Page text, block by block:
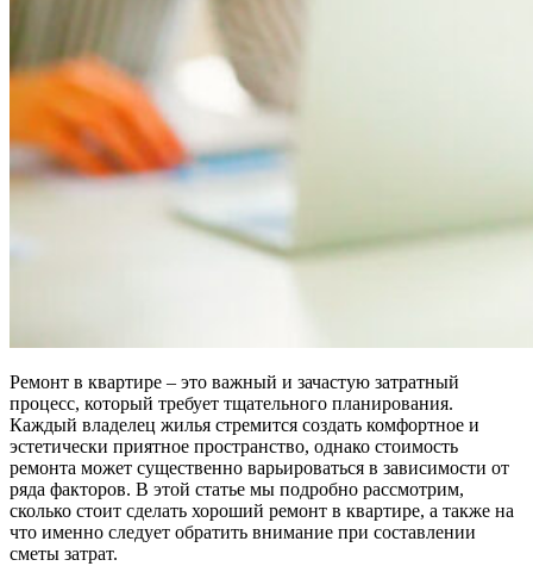
Ремонт в квартире – это важный и зачастую затратный
процесс, который требует тщательного планирования.
Каждый владелец жилья стремится создать комфортное и
эстетически приятное пространство, однако стоимость
ремонта может существенно варьироваться в зависимости от
ряда факторов. В этой статье мы подробно рассмотрим,
сколько стоит сделать хороший ремонт в квартире, а также на
что именно следует обратить внимание при составлении
сметы затрат.